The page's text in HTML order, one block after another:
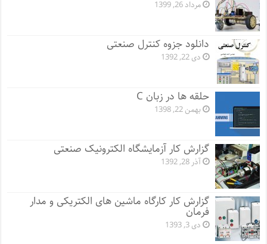
مرداد 26, 1399
دانلود جزوه کنترل صنعتی
دی 22, 1392
حلقه ها در زبان C
بهمن 22, 1398
گزارش کار آزمایشگاه الکترونیک صنعتی
آذر 28, 1392
گزارش کار کارگاه ماشین های الکتریکی و مدار
فرمان
دی 3, 1393